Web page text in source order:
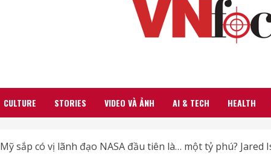
CULTURE STORIES VIDEO VÀ ẢNH AI & TECH HEALTH
Mỹ sắp có vị lãnh đạo NASA đầu tiên là… một tỷ phú?